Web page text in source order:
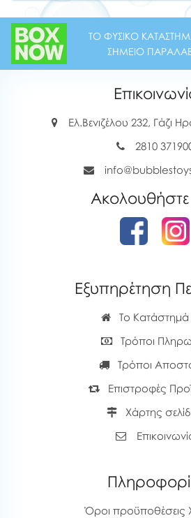
ΤΟ ΦΥΣΙΚΟ
ΣΗΜΕΙΟ
Ελ.Βενιζέλου 232, Γάζι
2810
Εξυπηρέτηση
Το
Τρόποι
Τρόποι
Επιστροφές
Χάρτης
Όροι προϋποθέσεις